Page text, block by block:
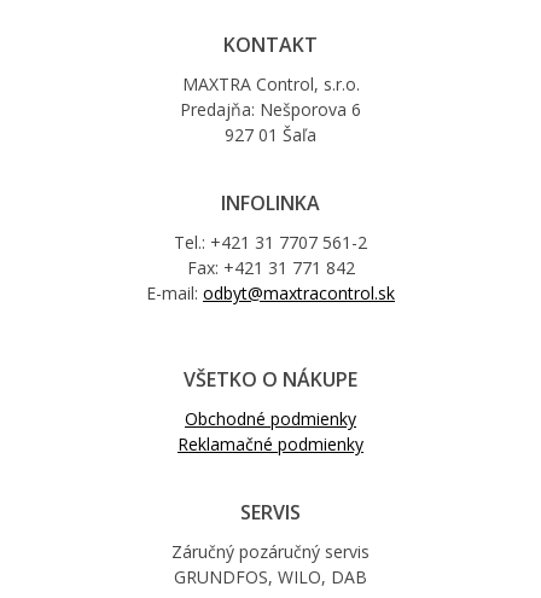
KONTAKT
MAXTRA Control, s.r.o.
Predajňa: Nešporova 6
927 01 Šaľa
INFOLINKA
Tel.: +421 31 7707 561-2
Fax: +421 31 771 842
E-mail: odbyt@maxtracontrol.sk
VŠETKO O NÁKUPE
Obchodné podmienky
Reklamačné podmienky
SERVIS
Záručný pozáručný servis
GRUNDFOS, WILO, DAB